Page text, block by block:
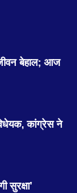
बेहाल; आज
कांग्रेस ने
सुरक्षा’